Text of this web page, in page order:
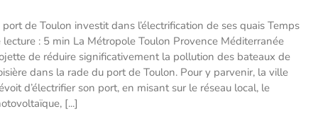
port de Toulon investit dans l’électrification de ses quais Temps
lecture : 5 min La Métropole Toulon Provence Méditerranée
de réduire significativement la pollution des bateaux de
dans la rade du port de Toulon. Pour y parvenir, la ville
d’électrifier son port, en misant sur le réseau local, le
[...]